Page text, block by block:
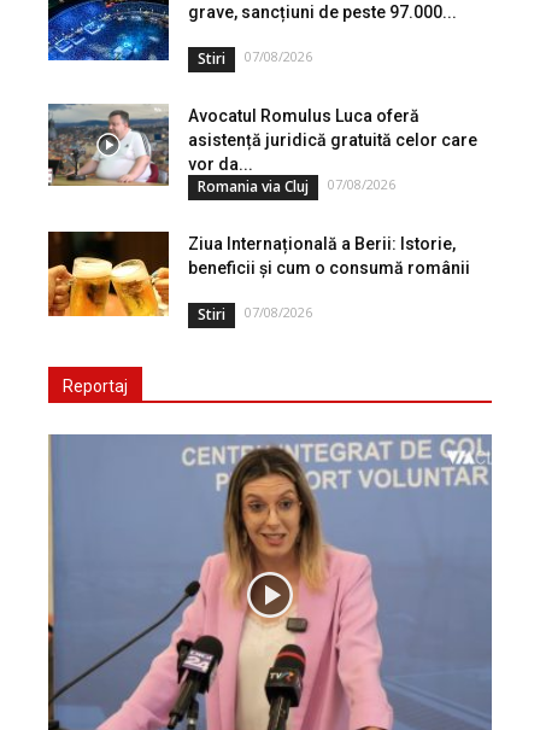
grave, sancțiuni de peste 97.000...
Stiri 07/08/2026
Avocatul Romulus Luca oferă
asistență juridică gratuită celor care
vor da...
Romania via Cluj 07/08/2026
Ziua Internațională a Berii: Istorie,
beneficii și cum o consumă românii
Stiri 07/08/2026
Reportaj